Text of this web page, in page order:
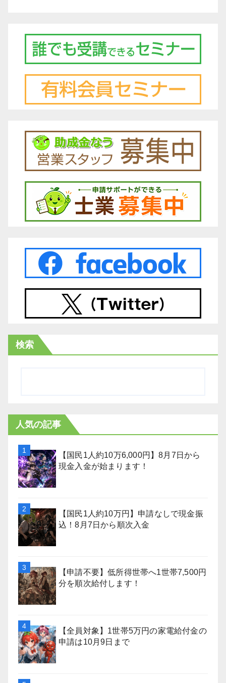
検索
人気の記事
【国民1人約10万6,000円】8月7日から
現金入金が始まります！
【国民1人約10万円】申請なしで現金振
込！8月7日から順次入金
【申請不要】低所得世帯へ1世帯7,500円
分を順次給付します！
【全員対象】1世帯5万円の家電給付金の
申請は10月9日まで